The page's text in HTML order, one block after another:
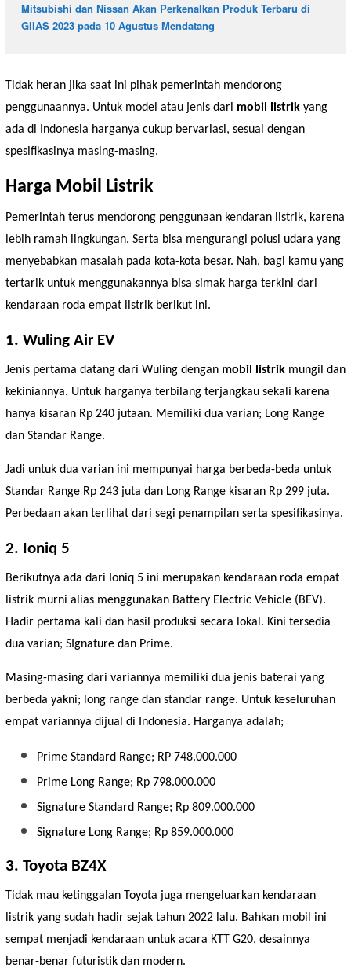
Mitsubishi dan Nissan Akan Perkenalkan Produk Terbaru di
GIIAS 2023 pada 10 Agustus Mendatang
Tidak heran jika saat ini pihak pemerintah mendorong
penggunaannya. Untuk model atau jenis dari mobil listrik yang
ada di Indonesia harganya cukup bervariasi, sesuai dengan
spesifikasinya masing-masing.
Harga Mobil Listrik
Pemerintah terus mendorong penggunaan kendaran listrik, karena
lebih ramah lingkungan. Serta bisa mengurangi polusi udara yang
menyebabkan masalah pada kota-kota besar. Nah, bagi kamu yang
tertarik untuk menggunakannya bisa simak harga terkini dari
kendaraan roda empat listrik berikut ini.
1. Wuling Air EV
Jenis pertama datang dari Wuling dengan mobil listrik mungil dan
kekiniannya. Untuk harganya terbilang terjangkau sekali karena
hanya kisaran Rp 240 jutaan. Memiliki dua varian; Long Range
dan Standar Range.
Jadi untuk dua varian ini mempunyai harga berbeda-beda untuk
Standar Range Rp 243 juta dan Long Range kisaran Rp 299 juta.
Perbedaan akan terlihat dari segi penampilan serta spesifikasinya.
2. Ioniq 5
Berikutnya ada dari Ioniq 5 ini merupakan kendaraan roda empat
listrik murni alias menggunakan Battery Electric Vehicle (BEV).
Hadir pertama kali dan hasil produksi secara lokal. Kini tersedia
dua varian; SIgnature dan Prime.
Masing-masing dari variannya memiliki dua jenis baterai yang
berbeda yakni; long range dan standar range. Untuk keseluruhan
empat variannya dijual di Indonesia. Harganya adalah;
Prime Standard Range; RP 748.000.000
Prime Long Range; Rp 798.000.000
Signature Standard Range; Rp 809.000.000
Signature Long Range; Rp 859.000.000
3. Toyota BZ4X
Tidak mau ketinggalan Toyota juga mengeluarkan kendaraan
listrik yang sudah hadir sejak tahun 2022 lalu. Bahkan mobil ini
sempat menjadi kendaraan untuk acara KTT G20, desainnya
benar-benar futuristik dan modern.